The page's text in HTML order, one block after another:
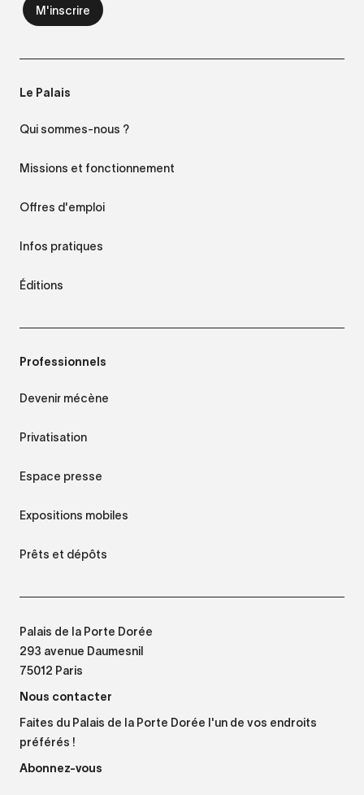
Le Palais
Qui sommes-nous ?
Missions et fonctionnement
Offres d'emploi
Infos pratiques
Éditions
Professionnels
Devenir mécène
Privatisation
Espace presse
Expositions mobiles
Prêts et dépôts
Palais de la Porte Dorée
293 avenue Daumesnil
75012 Paris
Nous contacter
Faites du Palais de la Porte Dorée l'un de vos endroits
préférés !
Abonnez-vous